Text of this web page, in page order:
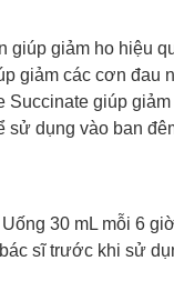
giúp giảm ho hiệu
giảm các cơn đau
Succinate giúp
sử dụng vào ban
Uống 30 mL mỗi 6
sĩ trước khi sử